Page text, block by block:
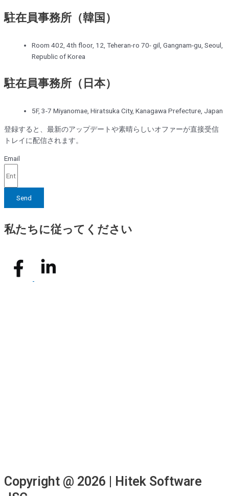
駐在員事務所（韓国）
Room 402, 4th floor, 12, Teheran-ro 70- gil, Gangnam-gu, Seoul,
Republic of Korea
駐在員事務所（日本）
5F, 3-7 Miyanomae, Hiratsuka City, Kanagawa Prefecture, Japan
登録すると、最新のアップデートや素晴らしいオファーが直接受信
トレイに配信されます。
Email
Send
私たちに従ってください
Copyright @ 2026 | Hitek Software